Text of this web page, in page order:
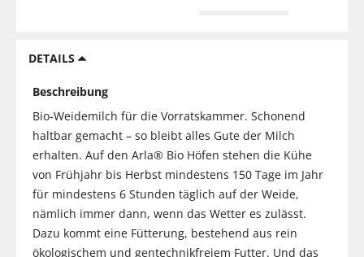
DETAILS
Beschreibung
Bio-Weidemilch für die Vorratskammer. Schonend
haltbar gemacht – so bleibt alles Gute der Milch
erhalten. Auf den Arla® Bio Höfen stehen die Kühe
von Frühjahr bis Herbst mindestens 150 Tage im Jahr
für mindestens 6 Stunden täglich auf der Weide,
nämlich immer dann, wenn das Wetter es zulässt.
Dazu kommt eine Fütterung, bestehend aus rein
ökologischem und gentechnikfreiem Futter. Und das